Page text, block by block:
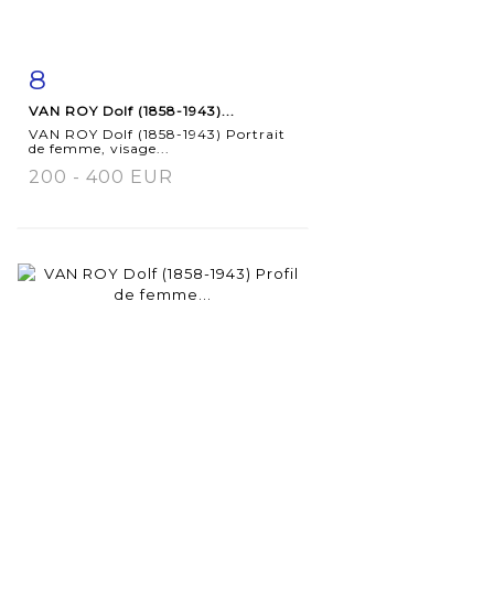
8
VAN ROY Dolf (1858-1943)...
VAN ROY Dolf (1858-1943) Portrait
de femme, visage...
200 - 400 EUR